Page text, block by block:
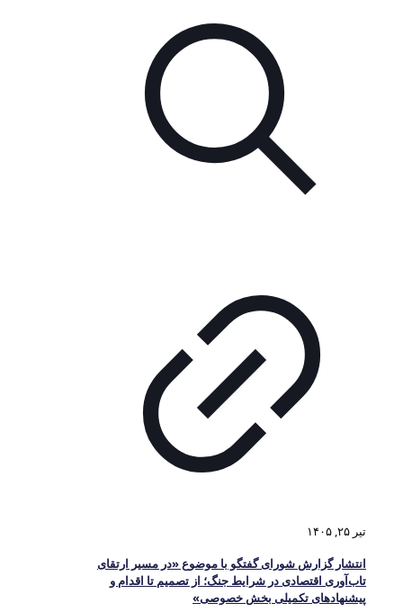
تیر ۲۵, ۱۴۰۵
انتشار گزارش شورای گفتگو با موضوع «در مسیر ارتقای
تاب‌آوری اقتصادی در شرایط جنگ؛ از تصمیم تا اقدام و
پیشنهادهای تکمیلی بخش خصوصی»